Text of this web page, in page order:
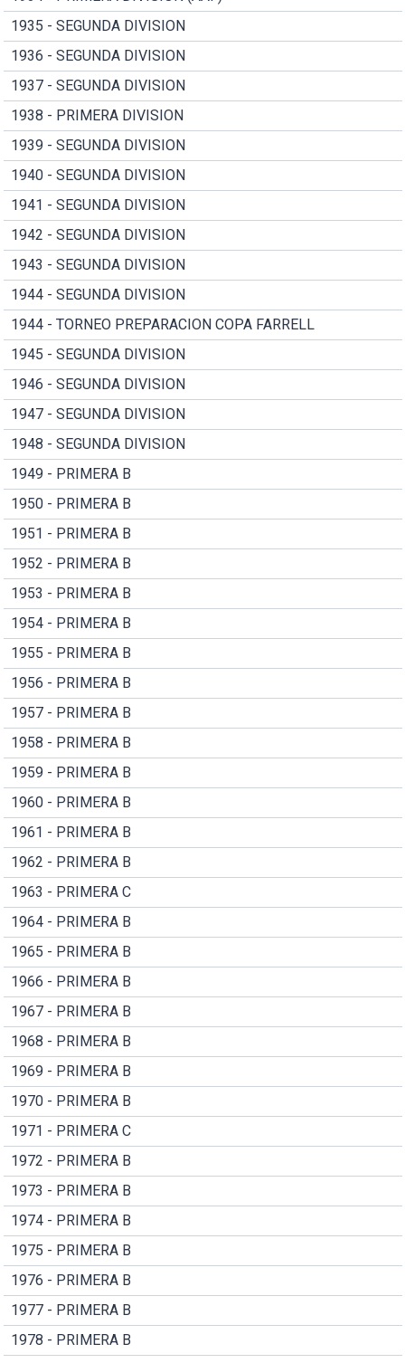
1935 - SEGUNDA DIVISION
1936 - SEGUNDA DIVISION
1937 - SEGUNDA DIVISION
1938 - PRIMERA DIVISION
1939 - SEGUNDA DIVISION
1940 - SEGUNDA DIVISION
1941 - SEGUNDA DIVISION
1942 - SEGUNDA DIVISION
1943 - SEGUNDA DIVISION
1944 - SEGUNDA DIVISION
1944 - TORNEO PREPARACION COPA FARRELL
1945 - SEGUNDA DIVISION
1946 - SEGUNDA DIVISION
1947 - SEGUNDA DIVISION
1948 - SEGUNDA DIVISION
1949 - PRIMERA B
1950 - PRIMERA B
1951 - PRIMERA B
1952 - PRIMERA B
1953 - PRIMERA B
1954 - PRIMERA B
1955 - PRIMERA B
1956 - PRIMERA B
1957 - PRIMERA B
1958 - PRIMERA B
1959 - PRIMERA B
1960 - PRIMERA B
1961 - PRIMERA B
1962 - PRIMERA B
1963 - PRIMERA C
1964 - PRIMERA B
1965 - PRIMERA B
1966 - PRIMERA B
1967 - PRIMERA B
1968 - PRIMERA B
1969 - PRIMERA B
1970 - PRIMERA B
1971 - PRIMERA C
1972 - PRIMERA B
1973 - PRIMERA B
1974 - PRIMERA B
1975 - PRIMERA B
1976 - PRIMERA B
1977 - PRIMERA B
1978 - PRIMERA B